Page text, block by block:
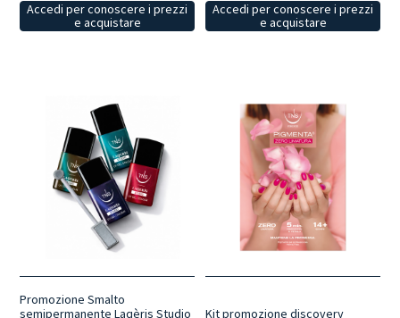
Accedi per conoscere i prezzi
e acquistare
Accedi per conoscere i prezzi
e acquistare
Promozione Smalto
semipermanente Laqèris Studio
Kit promozione discovery